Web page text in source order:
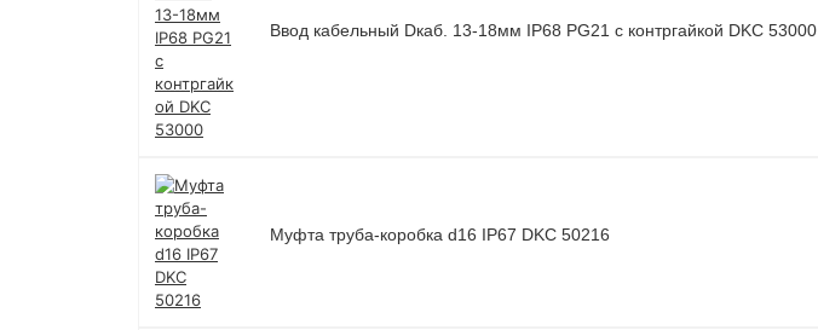
Ввод кабельный Dкаб. 13-18мм IP68 PG21 с контргайкой DKC 53000
Муфта труба-коробка d16 IP67 DKC 50216